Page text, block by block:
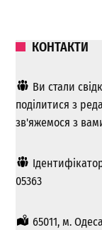
КОНТАКТИ
Ви стали
поділитися з
зв'яжемося з
05363
65011, м. Одеса